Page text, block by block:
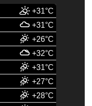
+31°C
+31°C
+26°C
+32°C
+31°C
+27°C
+28°C